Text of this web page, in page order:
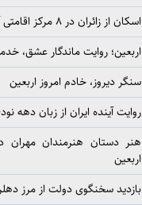
اسکان از زائران در ۸ مرکز اقامتی آبدانان
اربعین؛ روایت ماندگار عشق،
سنگر دیروز، خادم امروز اربعین
روایت آینده ایران از زبان دهه
هنر دستان هنرمندان مهران
اربعین
بازدید سخنگوی دولت از مرز